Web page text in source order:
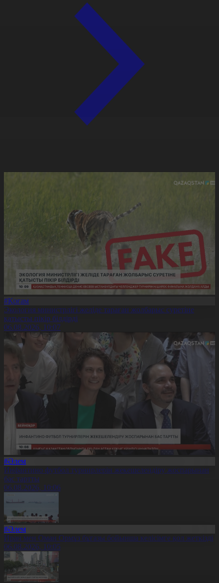
#Қоғам
Экология министрлігі желіде тараған жолбарыс суретіне
қатысты пікір білдірді
06.08.2026, 10:07
#Әлем
Инфантино футбол турнирлерін жекешелендіру жоспарынан
бас тартты
06.08.2026, 10:06
#Әлем
Иран мен Оман Ормұз бұғазы бойынша келісімге қол жеткізді
06.08.2026, 10:05